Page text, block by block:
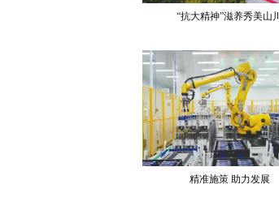
“抗大精神”滋养秀美山川
精准施策 助力发展